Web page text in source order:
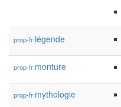
prop-fr:légende
prop-fr:monture
prop-fr:mythologie